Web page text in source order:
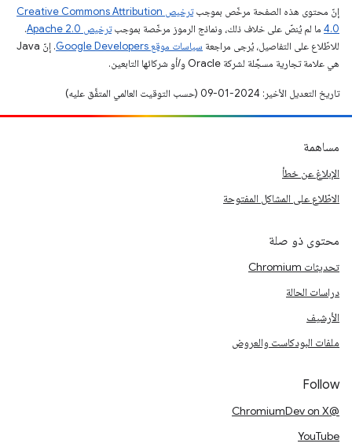
إنّ محتوى هذه الصفحة مرخّص بموجب
ترخيص Creative Commons Attribution
4.0‏ ما لم يُنصّ على خلاف ذلك، ونماذج الرموز مرخّصة بموجبترخيص Apache 2.0‏
.
للاطّلاع على التفاصيل، يُرجى مراجعة سياسات موقع Google Developers‏
. إنّ Java
هي علامة تجارية مسجَّلة لشركة Oracle و/أو شركائها التابعين.
تاريخ التعديل الأخير: 2024-01-09 (حسب التوقيت العالمي المتفَّق عليه)
مساهمة
الإبلاغ عن خطأ
الاطّلاع على المشاكل المفتوحة
محتوى ذو صلة
تحديثات Chromium
دراسات الحالة
الأرشيف
ملفات البودكاست والعروض
Follow
@ChromiumDev on X
YouTube